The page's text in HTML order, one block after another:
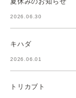
2026.06.30
キハダ
2026.06.01
トリカブト